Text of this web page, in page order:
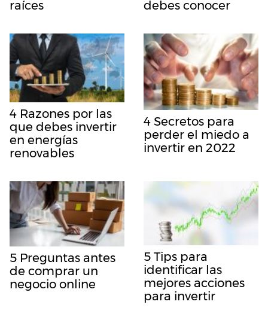
raíces
debes conocer
4 Razones por las
que debes invertir
en energías
renovables
4 Secretos para
perder el miedo a
invertir en 2022
5 Preguntas antes
de comprar un
negocio online
5 Tips para
identificar las
mejores acciones
para invertir